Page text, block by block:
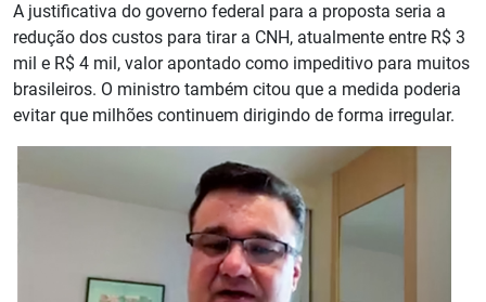
A justificativa do governo federal para a proposta seria a
redução dos custos para tirar a CNH, atualmente entre R$ 3
mil e R$ 4 mil, valor apontado como impeditivo para muitos
brasileiros. O ministro também citou que a medida poderia
evitar que milhões continuem dirigindo de forma irregular.